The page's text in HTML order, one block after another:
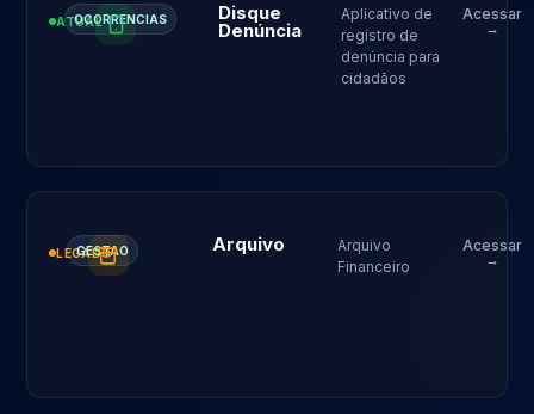
ATUAL
OCORRENCIAS Disque
Denúncia
Aplicativo de
registro de
denúncia para
cidadãos
Acessar
→
LEGADO
GESTAO Arquivo
Arquivo
Financeiro
Acessar
→